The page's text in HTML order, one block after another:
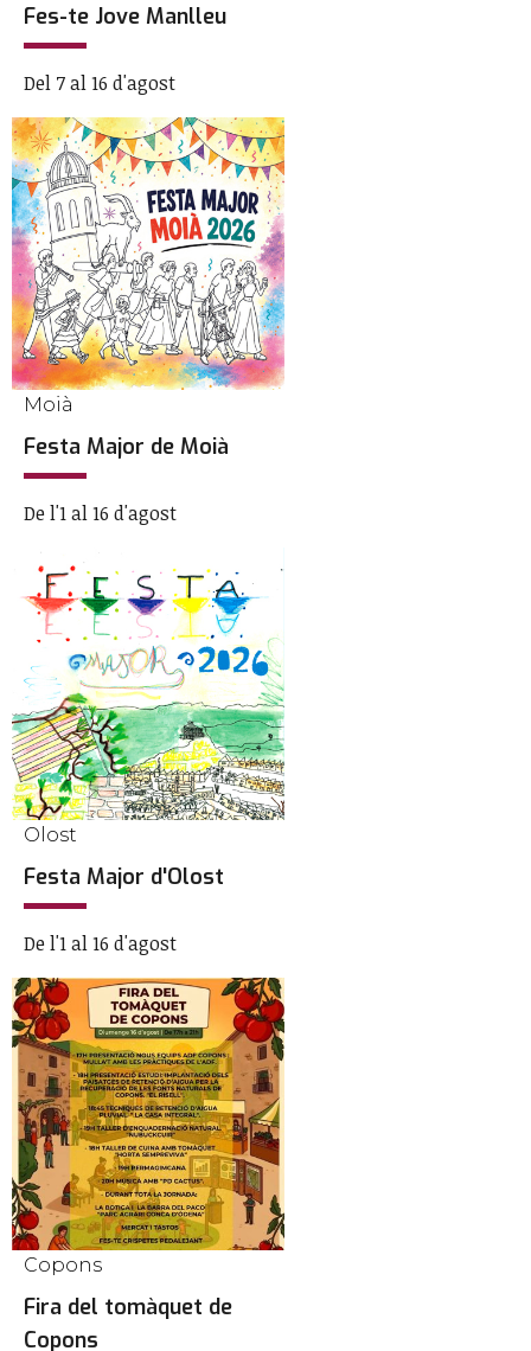
Fes-te Jove Manlleu
Del 7 al 16 d'agost
Moià
Festa Major de Moià
De l'1 al 16 d'agost
Olost
Festa Major d'Olost
De l'1 al 16 d'agost
Copons
Fira del tomàquet de
Copons